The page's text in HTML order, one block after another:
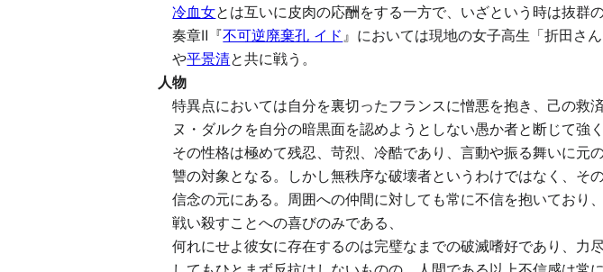
冷血女とは互いに皮肉の応酬をする一方で、いざという時は抜群
奏章Ⅱ『不可逆廃棄孔 イド 』においては現地の女子高生「折田さ
や平景清と共に戦う。
人物
特異点においては自分を裏切ったフランスに憎悪を抱き、己の
ヌ・ダルクを自分の暗黒面を認めようとしない愚か者と断じて強
その性格は極めて残忍、苛烈、冷酷であり、言動や振る舞いに
讐の対象となる。しかし無秩序な破壊者というわけではなく、そ
信念の元にある。周囲への仲間に対しても常に不信を抱いてお
戦い殺すことへの喜びのみである、
何れにせよ彼女に存在するのは完璧なまでの破滅嗜好であり、